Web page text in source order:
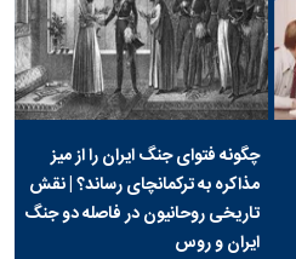
چگونه فتوای جنگ ایران را از میز
مذاکره به ترکمانچای رساند؟ | نقش
تاریخی روحانیون در فاصله دو جنگ
ایران و روس